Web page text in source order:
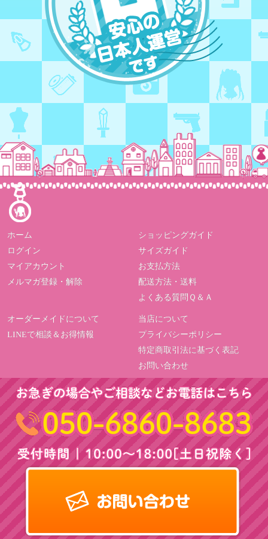
ホーム
ログイン
マイアカウント
メルマガ登録・解除
ショッピングガイド
サイズガイド
お支払方法
配送方法・送料
よくある質問Ｑ＆Ａ
オーダーメイドについて
LINEで相談＆お得情報
当店について
プライバシーポリシー
特定商取引法に基づく表記
お問い合わせ